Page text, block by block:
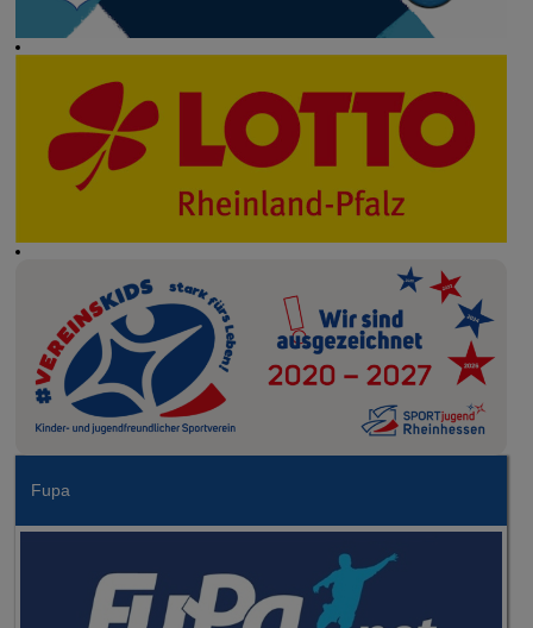
Fupa